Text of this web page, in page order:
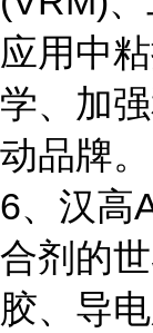
应用中
学、加
动品牌。
6、汉高
合剂的
胶、导